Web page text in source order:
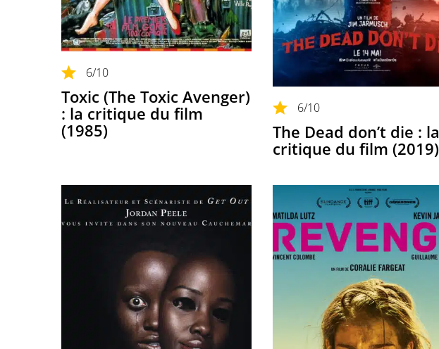
6/10
Toxic (The Toxic Avenger)
: la critique du film
(1985)
6/10
The Dead don’t die : la
critique du film (2019)